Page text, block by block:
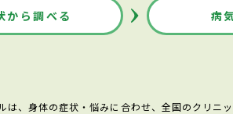
から調べる 病
は、身体の症状・悩みに合わせ、全国のクリ